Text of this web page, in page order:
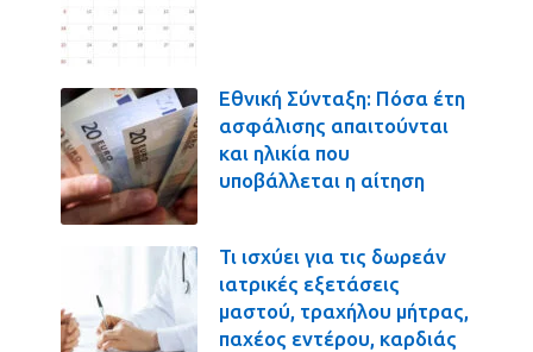
Εθνική Σύνταξη: Πόσα έτη
ασφάλισης απαιτούνται
και ηλικία που
υποβάλλεται η αίτηση
Τι ισχύει για τις δωρεάν
ιατρικές εξετάσεις
μαστού, τραχήλου μήτρας,
παχέος εντέρου, καρδιάς